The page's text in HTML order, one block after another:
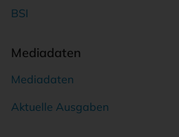
BSI
Mediadaten
Mediadaten
Aktuelle Ausgaben